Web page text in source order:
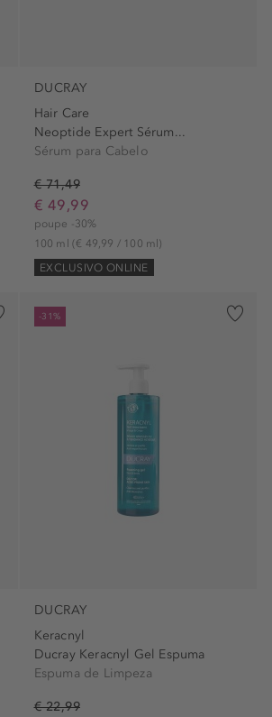
DUCRAY
Hair Care
Neoptide Expert Sérum...
Sérum para Cabelo
€ 71,49
€ 49,99
poupe -30%
100 ml (€ 49,99 / 100 ml)
EXCLUSIVO ONLINE
-31%
DUCRAY
Keracnyl
Ducray Keracnyl Gel Espuma
Espuma de Limpeza
€ 22,99